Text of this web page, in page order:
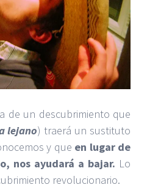
de un descubrimiento que
lejano) traerá un sustituto
y que en lugar de
nos ayudará a bajar. Lo
revolucionario.